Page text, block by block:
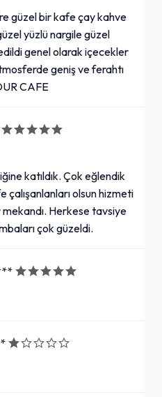
güzel bir kafe çay kahve
yüzlü nargile güzel
genel olarak içecekler
geniş ve ferahtı
CAFE
katıldık. Çok eğlendik
çalışanlanları olsun hizmeti
Herkese tavsiye
çok güzeldi.